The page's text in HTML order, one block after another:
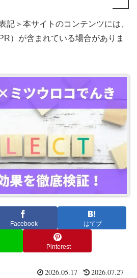
記＞本サイトのコンテンツには、
）が含まれている場合がありま
Facebook はてブ
Pinterest
2026.05.17
2026.07.27